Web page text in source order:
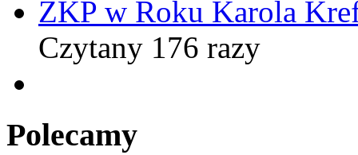
ZKP w Roku Karola
Czytany 176 razy
Polecamy